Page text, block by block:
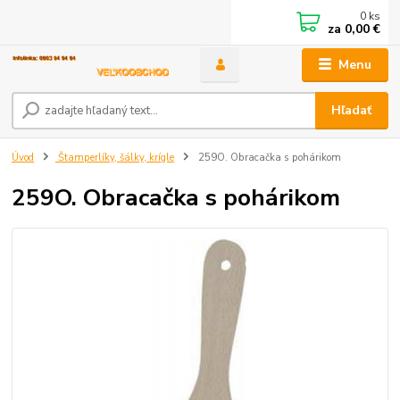
Menu
Hľadať
0 ks
za 0,00 €
Úvod Štamperlíky, šálky, krígle 259O. Obracačka s pohárikom
259O. Obracačka s pohárikom